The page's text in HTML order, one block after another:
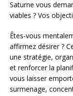
Saturne vous
viables ? Vos
Êtes-vous
affirmez désirer ?
une stratégie,
et renforcer la
vous laisser
surmenage,